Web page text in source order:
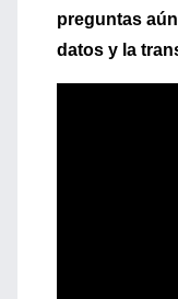
preguntas
datos y la